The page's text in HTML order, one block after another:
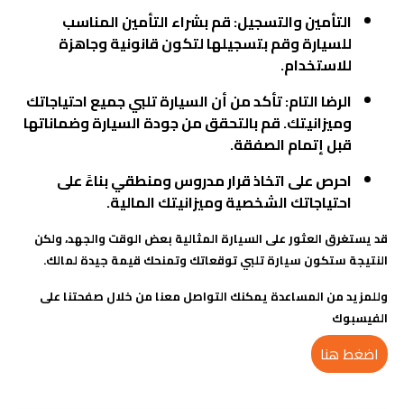
التأمين والتسجيل: قم بشراء التأمين المناسب
للسيارة وقم بتسجيلها لتكون قانونية وجاهزة
للاستخدام.
الرضا التام: تأكد من أن السيارة تلبي جميع احتياجاتك
وميزانيتك. قم بالتحقق من جودة السيارة وضماناتها
قبل إتمام الصفقة.
احرص على اتخاذ قرار مدروس ومنطقي بناءً على
احتياجاتك الشخصية وميزانيتك المالية.
قد يستغرق العثور على السيارة المثالية بعض الوقت والجهد، ولكن
النتيجة ستكون سيارة تلبي توقعاتك وتمنحك قيمة جيدة لمالك.
وللمزيد من المساعدة يمكنك التواصل معنا من خلال صفحتنا على
الفيسبوك
اضغط هنا
مدونات ذات صلة